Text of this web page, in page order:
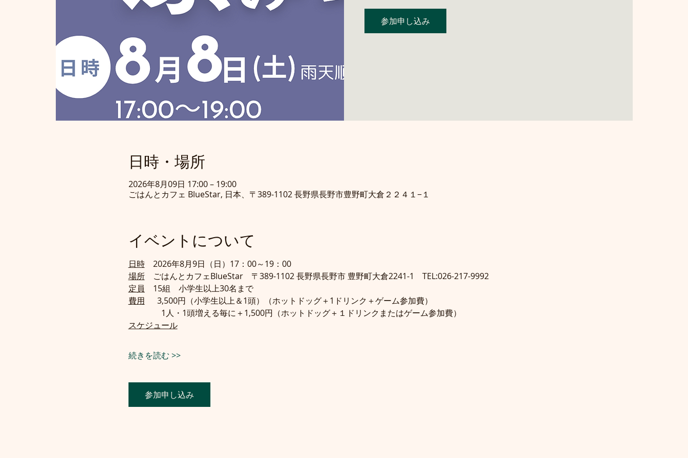
参加申し込み
日時・場所
2026年8月09日 17:00 – 19:00
ごはんとカフェ BlueStar, 日本、〒389-1102 長野県長野市豊野町大倉２２４１−１
イベントについて
日時 2026年8月9日（日）17：00～19：00
場所 ごはんとカフェBlueStar　〒389-1102 長野県長野市 豊野町大倉2241-1　TEL:026-217-9992
定員 15組　小学生以上30名まで
費用 3,500円（小学生以上＆1頭）（ホットドッグ＋1ドリンク＋ゲーム参加費）
1人・1頭増える毎に＋1,500円（ホットドッグ＋１ドリンクまたはゲーム参加費）
スケジュール
続きを読む >>
参加申し込み